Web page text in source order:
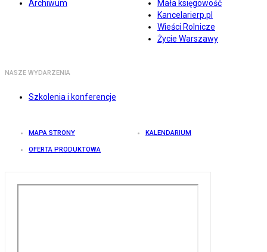
Archiwum
Mała księgowość
Kancelarierp.pl
Wieści Rolnicze
Życie Warszawy
NASZE WYDARZENIA
Szkolenia i konferencje
MAPA STRONY KALENDARIUM
OFERTA PRODUKTOWA